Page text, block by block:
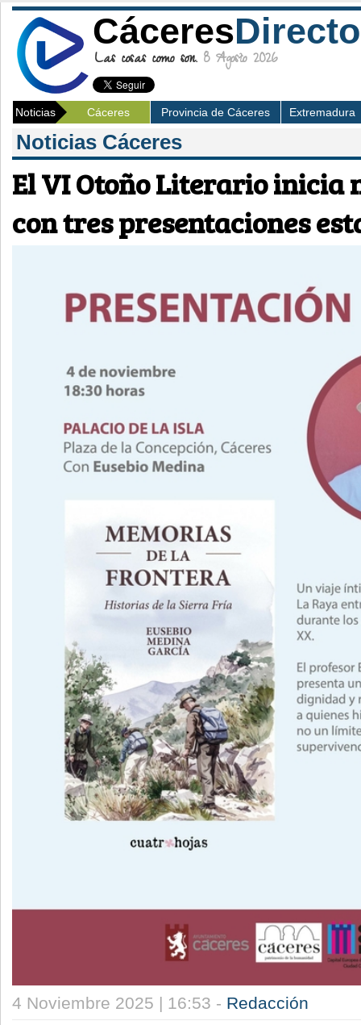
CáceresDirecto
Las cosas como son. 8 Agosto 2026
Noticias Cáceres Provincia de Cáceres Extremadura
Noticias Cáceres
El VI Otoño Literario inicia
con tres presentaciones
4 Noviembre 2025 | 16:53 - Redacción